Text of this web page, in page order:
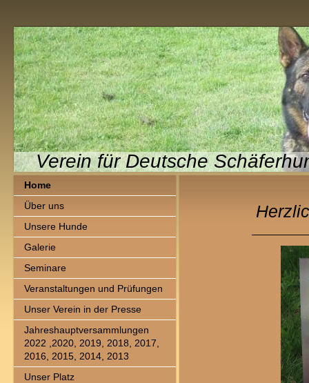
Verein für Deutsche
Home
Über uns
Unsere Hunde
Galerie
Seminare
Veranstaltungen und Prüfungen
Unser Verein in der Presse
Jahreshauptversammlungen
2022 ,2020, 2019, 2018, 2017,
2016, 2015, 2014, 2013
Unser Platz